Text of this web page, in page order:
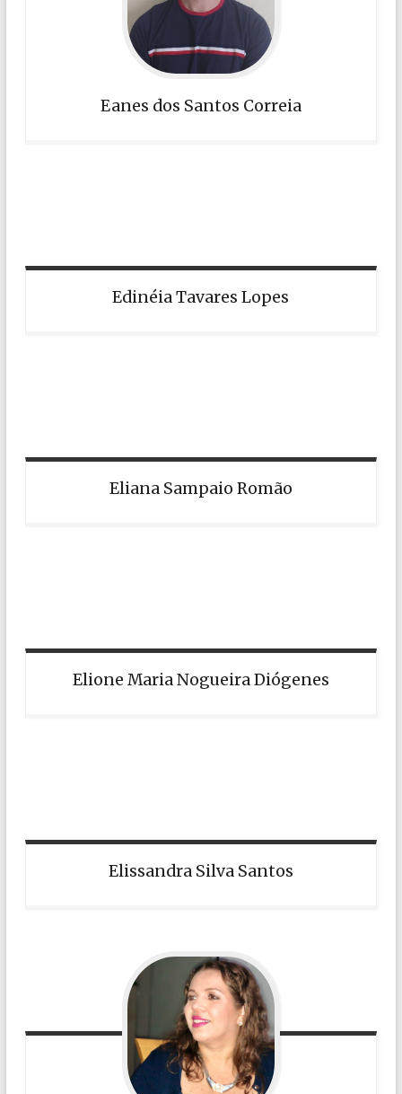
Eanes dos Santos Correia
Edinéia Tavares Lopes
Eliana Sampaio Romão
Elione Maria Nogueira Diógenes
Elissandra Silva Santos